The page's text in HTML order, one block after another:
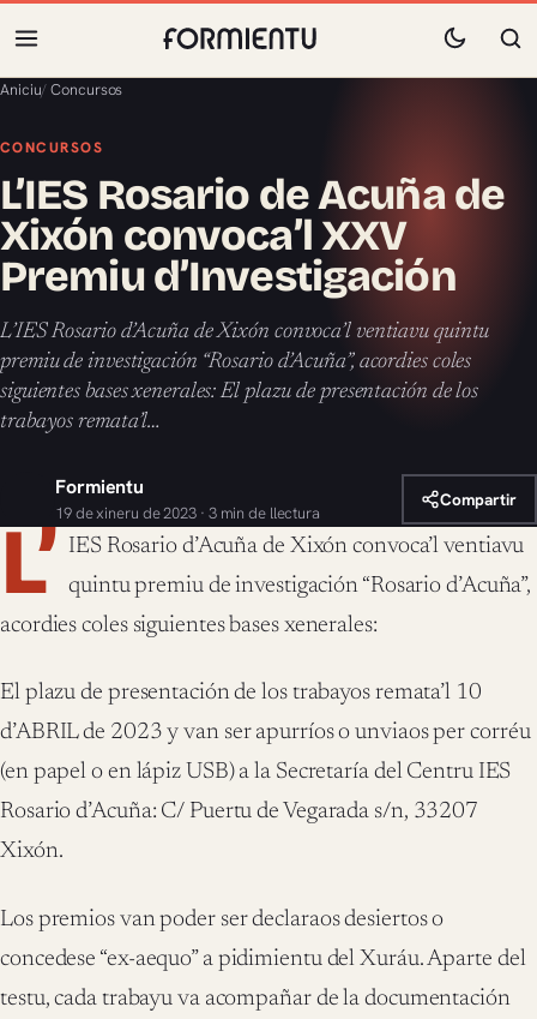
Aniciu/Concursos
CONCURSOS
L’IES Rosario de Acuña de
Xixón convoca’l XXV
Premiu d’Investigación
L’IES Rosario d’Acuña de Xixón convoca’l ventiavu quintu
premiu de investigación “Rosario d’Acuña”, acordies coles
siguientes bases xenerales: El plazu de presentación de los
trabayos remata’l…
Formientu
19 de xineru de 2023 · 3 min de llectura
Compartir
L’ IES Rosario d’Acuña de Xixón convoca’l ventiavu
quintu premiu de investigación “Rosario d’Acuña”,
acordies coles siguientes bases xenerales:
El plazu de presentación de los trabayos remata’l 10
d’ABRIL de 2023 y van ser apurríos o unviaos per corréu
(en papel o en lápiz USB) a la Secretaría del Centru IES
Rosario d’Acuña: C/ Puertu de Vegarada s/n, 33207
Xixón.
Los premios van poder ser declaraos desiertos o
concedese “ex-aequo” a pidimientu del Xuráu. Aparte del
testu, cada trabayu va acompañar de la documentación